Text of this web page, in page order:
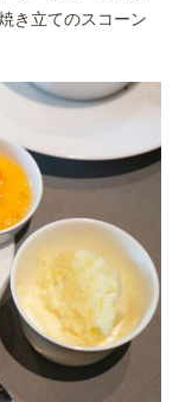
き立てのスコーン